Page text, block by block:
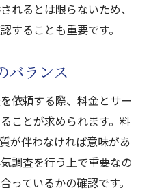
れるとは限らないため、
することも重要です。
バランス
依頼する際、料金とサー
ことが求められます。料
が伴わなければ意味があ
調査を行う上で重要なの
っているかの確認です。